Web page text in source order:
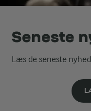
Seneste
Læs de seneste